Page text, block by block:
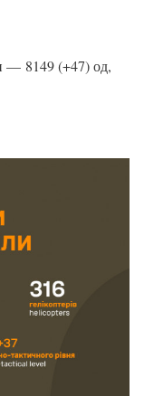
— 8149 (+47) од,